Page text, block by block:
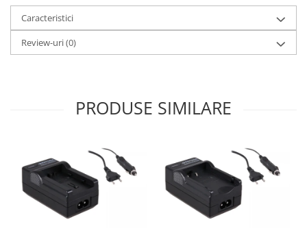
Caracteristici
Review-uri(0)
PRODUSE SIMILARE